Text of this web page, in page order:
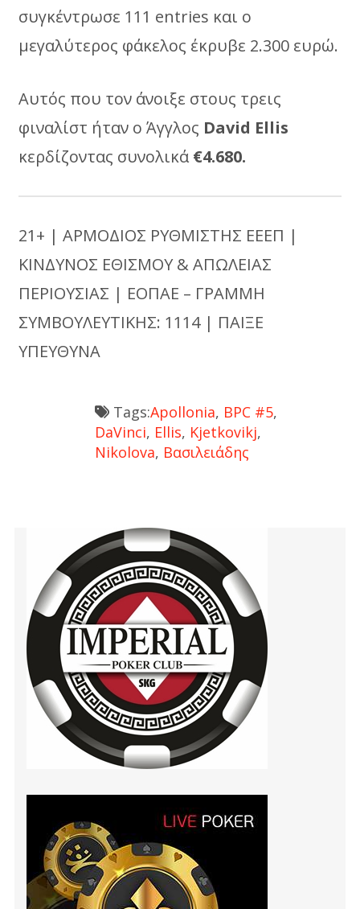
συγκέντρωσε 111 entries και o
μεγαλύτερος φάκελος έκρυβε 2.300 ευρώ.
Αυτός που τον άνοιξε στους τρεις
φιναλίστ ήταν ο Άγγλος David Ellis
κερδίζοντας συνολικά €4.680.
21+ | ΑΡΜΟΔΙΟΣ ΡΥΘΜΙΣΤΗΣ ΕΕΕΠ |
ΚΙΝΔΥΝΟΣ ΕΘΙΣΜΟΥ & ΑΠΩΛΕΙΑΣ
ΠΕΡΙΟΥΣΙΑΣ | ΕΟΠΑΕ – ΓΡΑΜΜΗ
ΣΥΜΒΟΥΛΕΥΤΙΚΗΣ: 1114 | ΠΑΙΞΕ
ΥΠΕΥΘΥΝΑ
Tags:Apollonia, BPC #5,
DaVinci, Ellis, Kjetkovikj,
Nikolova, Βασιλειάδης